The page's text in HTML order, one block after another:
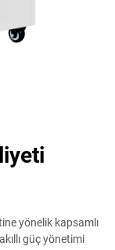
yönelik kapsamlı
güç yönetimi